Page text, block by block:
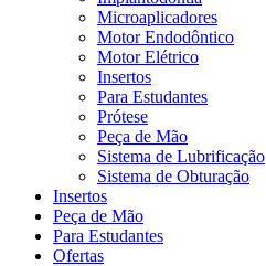
Microaplicadores
Motor Endodôntico
Motor Elétrico
Insertos
Para Estudantes
Prótese
Peça de Mão
Sistema de Lubrificação
Sistema de Obturação
Insertos
Peça de Mão
Para Estudantes
Ofertas